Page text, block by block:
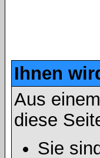
Ihnen
Aus
diese
Sie